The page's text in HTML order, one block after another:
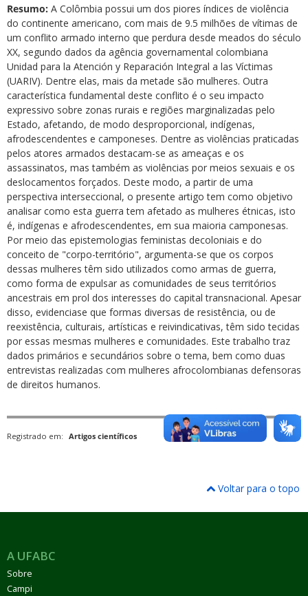
Resumo: A Colômbia possui um dos piores índices de violência
do continente americano, com mais de 9.5 milhões de vítimas de
um conflito armado interno que perdura desde meados do século
XX, segundo dados da agência governamental colombiana
Unidad para la Atención y Reparación Integral a las Víctimas
(UARIV). Dentre elas, mais da metade são mulheres. Outra
característica fundamental deste conflito é o seu impacto
expressivo sobre zonas rurais e regiões marginalizadas pelo
Estado, afetando, de modo desproporcional, indígenas,
afrodescendentes e camponeses. Dentre as violências praticadas
pelos atores armados destacam-se as ameaças e os
assassinatos, mas também as violências por meios sexuais e os
deslocamentos forçados. Deste modo, a partir de uma
perspectiva interseccional, o presente artigo tem como objetivo
analisar como esta guerra tem afetado as mulheres étnicas, isto
é, indígenas e afrodescendentes, em sua maioria camponesas.
Por meio das epistemologias feministas decoloniais e do
conceito de "corpo-território", argumenta-se que os corpos
dessas mulheres têm sido utilizados como armas de guerra,
como forma de expulsar as comunidades de seus territórios
ancestrais em prol dos interesses do capital transnacional. Apesar
disso, evidenciase que formas diversas de resistência, ou de
reexistência, culturais, artísticas e reivindicativas, têm sido tecidas
por essas mesmas mulheres e comunidades. Este trabalho traz
dados primários e secundários sobre o tema, bem como duas
entrevistas realizadas com mulheres afrocolombianas defensoras
de direitos humanos.
Registrado em: Artigos científicos
Voltar para o topo
A UFABC
Sobre
Campi